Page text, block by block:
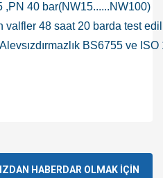
,PN 40 bar(NW15......NW100)
valfler 48 saat 20 barda test
BS6755 ve
ederiz.
HABERDAR OLMAK İÇİN